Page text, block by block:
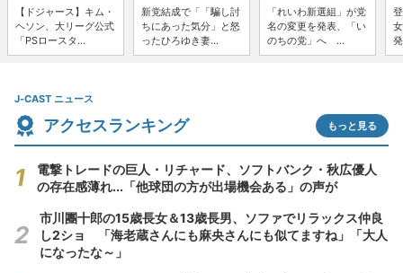
【ドジャース】キム・
ヘソン、大リーグ公式
「PSロースタ...
新党結成で「「騙し討
ちにあった気分」と怒
ったひろゆき妻...
「れいわ新選組」が党
名の変更を発表、「い
のちの党」へ ...
J-CAST ニュース
アクセスランキング もっと見る
電撃トレードの巨人・リチャード、ソフトバンク・秋広優人
の存在感薄れ...「他球団の方が出場機会ある」の声が
市川團十郎の15歳長女＆13歳長男、ソファでリラックス仲良
し2ショ 「海老蔵さんにも麻央さんにも似てますね」「大人
になったな～」